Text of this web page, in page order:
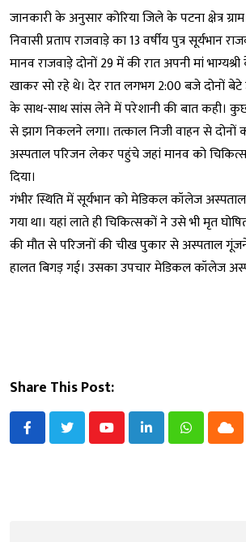
जानकारी के अनुसार कोरिया जिले के पटना क्षेत्र ग्राम
निवासी प्रताप राजवाड़े का 13 वर्षीय पुत्र सूर्यभान
मानव राजवाड़े दोनों 29 में की रात अपनी मां
खाकर सो रहे थे। देर रात लगभग 2:00 बजे दोनों
के साथ-साथ सांस लेने में परेशानी की बात कही।
से झाग निकलने लगा। तत्काल निजी वाहन से
अस्पताल परिजन लेकर पहुंचे जहां मानव को
दिया।
गंभीर स्थिति में सूर्यभान को मेडिकल कॉलेज
गया था। यहां लाते ही चिकित्सकों ने उसे भी मृत
की मौत से परिजनों की चीख पुकार से अस्पताल
हालत बिगड़ गई। उसका उपचार मेडिकल कॉलेज
Share This Post:
YoutubeLinkedInWhatsappCloud